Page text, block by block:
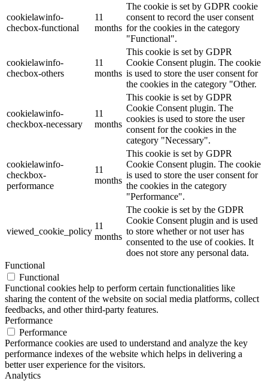
cookielawinfo-
checbox-functional
11
months
The cookie is set by GDPR cookie
consent to record the user consent
for the cookies in the category
"Functional".
cookielawinfo-
checbox-others
11
months
This cookie is set by GDPR
Cookie Consent plugin. The cookie
is used to store the user consent for
the cookies in the category "Other.
cookielawinfo-
checkbox-necessary
11
months
This cookie is set by GDPR
Cookie Consent plugin. The
cookies is used to store the user
consent for the cookies in the
category "Necessary".
cookielawinfo-
checkbox-
performance
11
months
This cookie is set by GDPR
Cookie Consent plugin. The cookie
is used to store the user consent for
the cookies in the category
"Performance".
viewed_cookie_policy
11
months
The cookie is set by the GDPR
Cookie Consent plugin and is used
to store whether or not user has
consented to the use of cookies. It
does not store any personal data.
Functional
Functional
Functional cookies help to perform certain functionalities like
sharing the content of the website on social media platforms, collect
feedbacks, and other third-party features.
Performance
Performance
Performance cookies are used to understand and analyze the key
performance indexes of the website which helps in delivering a
better user experience for the visitors.
Analytics